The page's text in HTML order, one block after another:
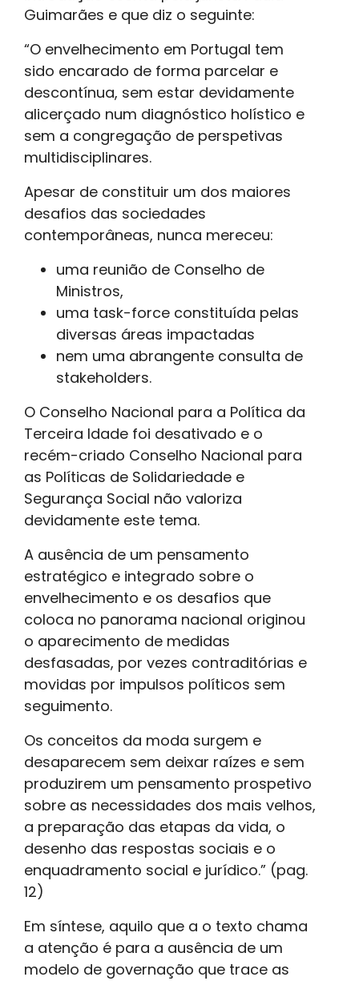
Guimarães e que diz o seguinte:
“O envelhecimento em Portugal tem
sido encarado de forma parcelar e
descontínua, sem estar devidamente
alicerçado num diagnóstico holístico e
sem a congregação de perspetivas
multidisciplinares.
Apesar de constituir um dos maiores
desafios das sociedades
contemporâneas, nunca mereceu:
uma reunião de Conselho de
Ministros,
uma task-force constituída pelas
diversas áreas impactadas
nem uma abrangente consulta de
stakeholders.
O Conselho Nacional para a Política da
Terceira Idade foi desativado e o
recém-criado Conselho Nacional para
as Políticas de Solidariedade e
Segurança Social não valoriza
devidamente este tema.
A ausência de um pensamento
estratégico e integrado sobre o
envelhecimento e os desafios que
coloca no panorama nacional originou
o aparecimento de medidas
desfasadas, por vezes contraditórias e
movidas por impulsos políticos sem
seguimento.
Os conceitos da moda surgem e
desaparecem sem deixar raízes e sem
produzirem um pensamento prospetivo
sobre as necessidades dos mais velhos,
a preparação das etapas da vida, o
desenho das respostas sociais e o
enquadramento social e jurídico.” (pag.
12)
Em síntese, aquilo que a o texto chama
a atenção é para a ausência de um
modelo de governação que trace as